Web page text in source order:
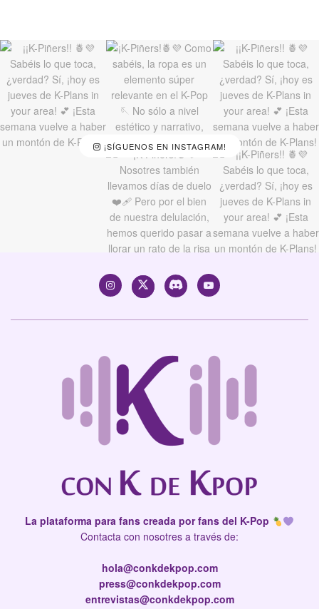
¡SÍGUENOS EN INSTAGRAM!
La plataforma para fans creada por fans del K-Pop
Contacta con nosotres a través de:
hola@conkdekpop.com
press@conkdekpop.com
entrevistas@conkdekpop.com